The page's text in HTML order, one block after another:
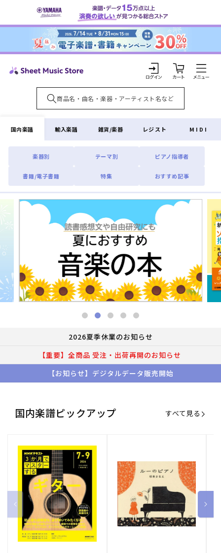
ンツに
ロ
グ
イ
ン
カ
ー
ト
国内楽譜
楽器別 テーマ別 ピアノ指導者
書籍/電子書籍 特集 おすすめ記事
輸入楽譜 雑貨/楽器 レジスト MIDI
2026夏季休業のお知らせ
【重要】全商品 受注・出荷再開のお知らせ
【お知らせ】デジタルデータ販売開始
国内楽譜ピックアップ すべて見る